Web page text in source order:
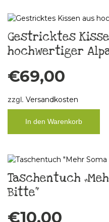
Gestricktes
hochwertiger
€69,00
zzgl. Versandkosten
In den Warenkorb
Taschentuch
Bitte“
€10,00